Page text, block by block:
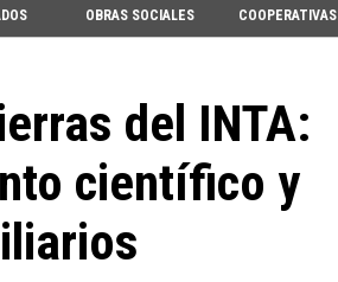
OBRAS SOCIALES COOPERATIVAS
del INTA:
científico y